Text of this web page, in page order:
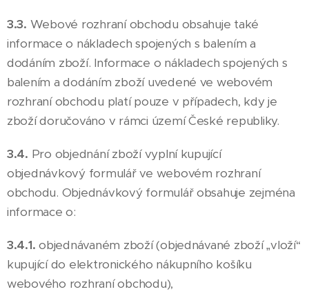
3.3. Webové rozhraní obchodu obsahuje také
informace o nákladech spojených s balením a
dodáním zboží. Informace o nákladech spojených s
balením a dodáním zboží uvedené ve webovém
rozhraní obchodu platí pouze v případech, kdy je
zboží doručováno v rámci území České republiky.
3.4. Pro objednání zboží vyplní kupující
objednávkový formulář ve webovém rozhraní
obchodu. Objednávkový formulář obsahuje zejména
informace o:
3.4.1.objednávaném zboží (objednávané zboží „vloží“
kupující do elektronického nákupního košíku
webového rozhraní obchodu),